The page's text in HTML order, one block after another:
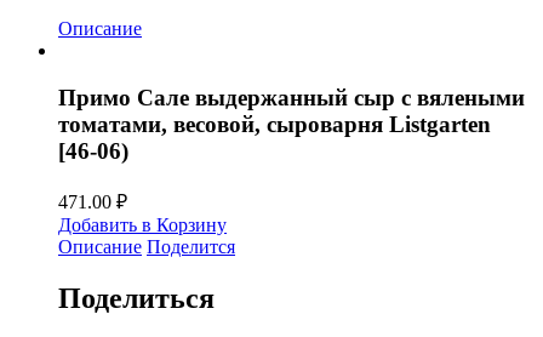
Описание
Примо Сале выдержанный сыр с вялеными
томатами, весовой, сыроварня Listgarten
[46-06)
471.00 ₽
Добавить в Корзину
Описание Поделится
Поделиться